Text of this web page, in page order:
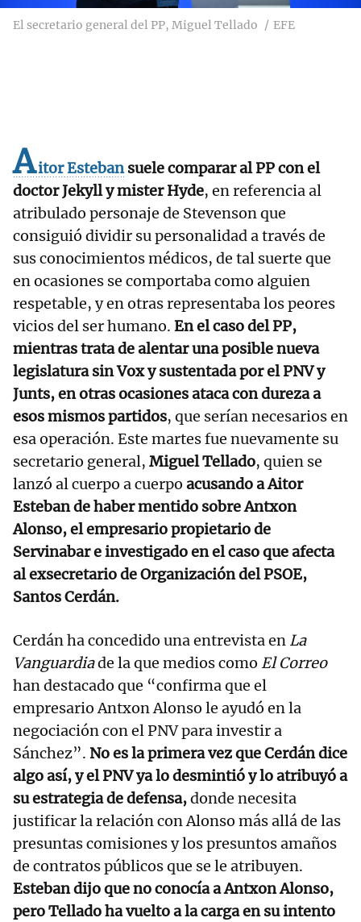
El secretario general del PP, Miguel Tellado EFE
Aitor Estebansuele comparar al PP con el
doctor Jekyll y mister Hyde, en referencia al
atribulado personaje de Stevenson que
consiguió dividir su personalidad a través de
sus conocimientos médicos, de tal suerte que
en ocasiones se comportaba como alguien
respetable, y en otras representaba los peores
vicios del ser humano. En el caso del PP,
mientras trata de alentar una posible nueva
legislatura sin Vox y sustentada por el PNV y
Junts, en otras ocasiones ataca con dureza a
esos mismos partidos, que serían necesarios en
esa operación. Este martes fue nuevamente su
secretario general, Miguel Tellado, quien se
lanzó al cuerpo a cuerpo acusando a Aitor
Esteban de haber mentido sobre Antxon
Alonso, el empresario propietario de
Servinabar e investigado en el caso que afecta
al exsecretario de Organización del PSOE,
Santos Cerdán.
Cerdán ha concedido una entrevista en La
Vanguardiade la que medios como El Correo
han destacado que “confirma que el
empresario Antxon Alonso le ayudó en la
negociación con el PNV para investir a
Sánchez”. No es la primera vez que Cerdán dice
algo así, y el PNV ya lo desmintió y lo atribuyó a
su estrategia de defensa,donde necesita
justificar la relación con Alonso más allá de las
presuntas comisiones y los presuntos amaños
de contratos públicos que se le atribuyen.
Esteban dijo que no conocía a Antxon Alonso,
pero Tellado ha vuelto a la carga en su intento